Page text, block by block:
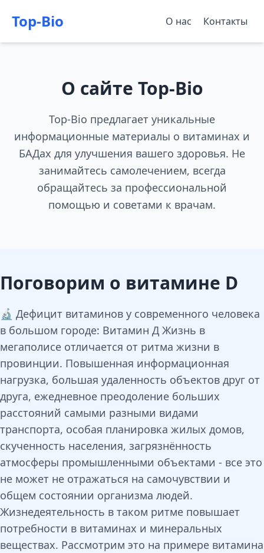
Top-Bio О нас Контакты
О сайте Top-Bio
Top-Bio предлагает уникальные
информационные материалы о витаминах и
БАДах для улучшения вашего здоровья. Не
занимайтесь самолечением, всегда
обращайтесь за профессиональной
помощью и советами к врачам.
Поговорим о витамине D
🔬 Дефицит витаминов у современного человека
в большом городе: Витамин Д Жизнь в
мегаполисе отличается от ритма жизни в
провинции. Повышенная информационная
нагрузка, большая удаленность объектов друг от
друга, ежедневное преодоление больших
расстояний самыми разными видами
транспорта, особая планировка жилых домов,
скученность населения, загрязнённость
атмосферы промышленными объектами - все это
не может не отражаться на самочувствии и
общем состоянии организма людей.
Жизнедеятельность в таком ритме повышает
потребности в витаминах и минеральных
веществах. Рассмотрим это на примере витамина